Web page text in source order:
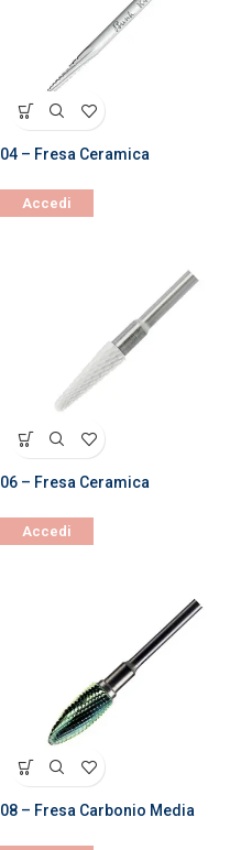
04 – Fresa Ceramica
Accedi
06 – Fresa Ceramica
Accedi
08 – Fresa Carbonio Media